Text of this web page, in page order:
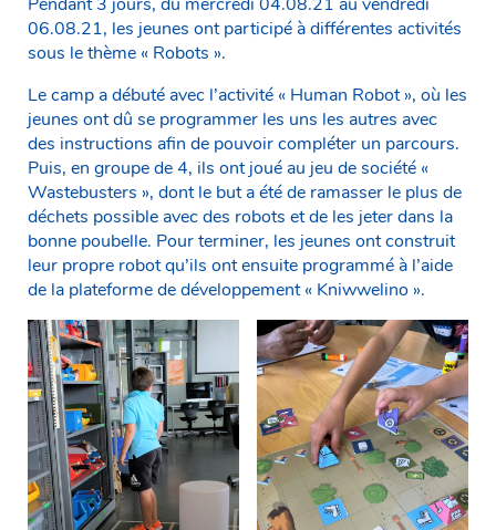
06.08.21, les jeunes ont participé à différentes activités
sous le thème « Robots ».
Le camp a débuté avec l’activité « Human Robot », où les
jeunes ont dû se programmer les uns les autres avec
des instructions afin de pouvoir compléter un parcours.
Puis, en groupe de 4, ils ont joué au jeu de société «
Wastebusters », dont le but a été de ramasser le plus de
déchets possible avec des robots et de les jeter dans la
bonne poubelle. Pour terminer, les jeunes ont construit
leur propre robot qu’ils ont ensuite programmé à l’aide
de la plateforme de développement « Kniwwelino ».